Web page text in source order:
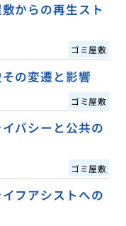
からの再生スト
ゴミ屋敷
の変遷と影響
ゴミ屋敷
バシーと公共の
ゴミ屋敷
フアシストへの